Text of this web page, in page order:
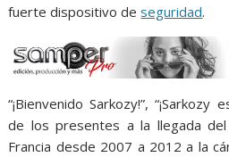
fuerte dispositivo deseguridad.
“¡Bienvenido Sarkozy!”,
de los presentes a la llegada
Francia desde 2007 a 2012 a la